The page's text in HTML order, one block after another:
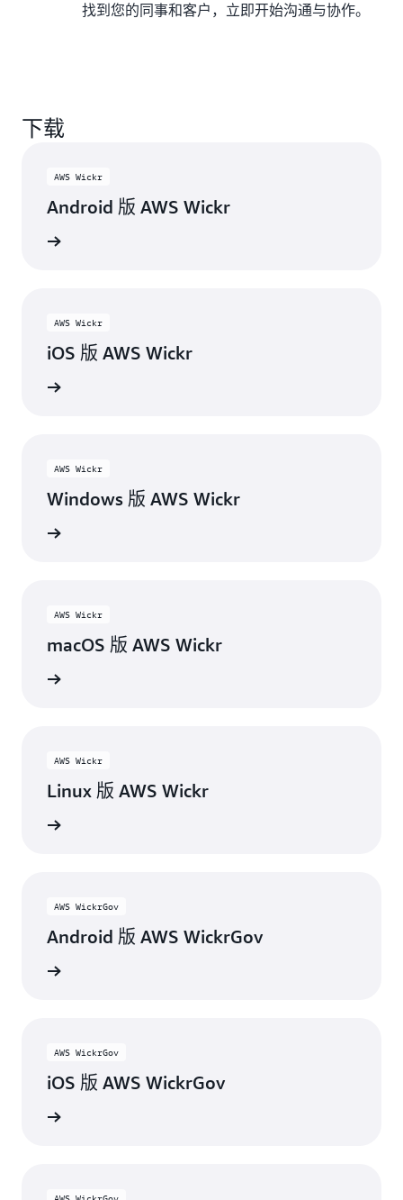
找到您的同事和客户，立即开始沟通与协作。
下载
AWS Wickr
Android 版 AWS Wickr
AWS Wickr
iOS 版 AWS Wickr
AWS Wickr
Windows 版 AWS Wickr
AWS Wickr
macOS 版 AWS Wickr
AWS Wickr
Linux 版 AWS Wickr
AWS WickrGov
Android 版 AWS WickrGov
AWS WickrGov
iOS 版 AWS WickrGov